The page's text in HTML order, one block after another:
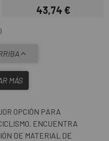
Precio
43,74 €
MÁS
OPCIÓN PARA
ENCUENTRA
DE MATERIAL DE